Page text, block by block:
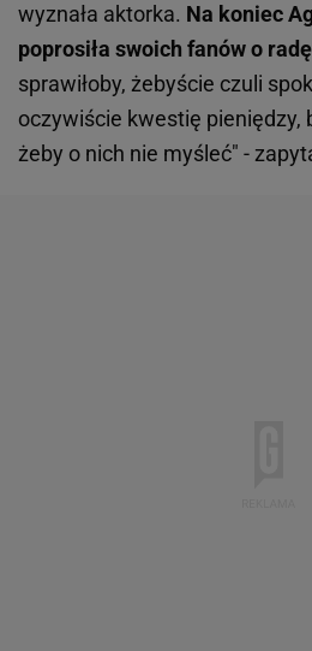
wyznała aktorka. Na koniec
poprosiła swoich fanów o radę
sprawiłoby, żebyście czuli
oczywiście kwestię pieniędzy,
żeby o nich nie myśleć" -